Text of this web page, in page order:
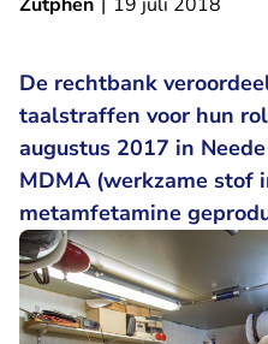
De rechtbank
taalstraffen voor hun
augustus 2017 in
MDMA (werkzame stof
metamfetamine